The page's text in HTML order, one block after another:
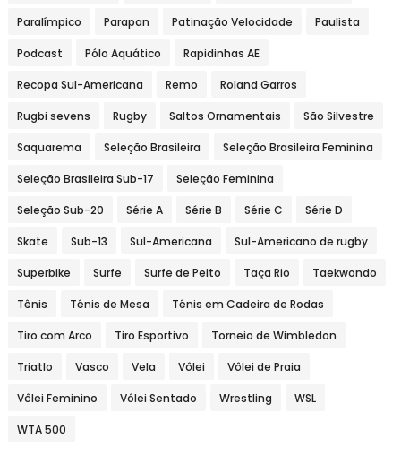
Paralímpico Parapan Patinação Velocidade Paulista
Podcast Pólo Aquático Rapidinhas AE
Recopa Sul-Americana Remo Roland Garros
Rugbi sevens Rugby Saltos Ornamentais São Silvestre
Saquarema Seleção Brasileira Seleção Brasileira Feminina
Seleção Brasileira Sub-17 Seleção Feminina
Seleção Sub-20 Série A Série B Série C Série D
Skate Sub-13 Sul-Americana Sul-Americano de rugby
Superbike Surfe Surfe de Peito Taça Rio Taekwondo
Tênis Tênis de Mesa Tênis em Cadeira de Rodas
Tiro com Arco Tiro Esportivo Torneio de Wimbledon
Triatlo Vasco Vela Vôlei Vôlei de Praia
Vôlei Feminino Vôlei Sentado Wrestling WSL
WTA 500